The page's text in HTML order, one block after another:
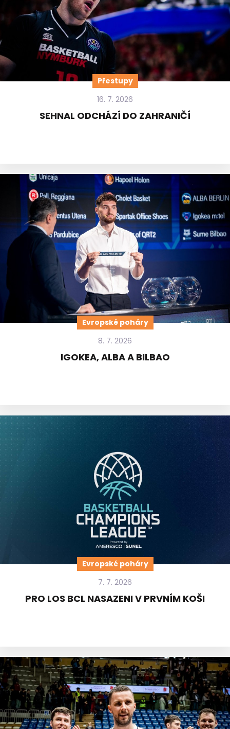
Přestupy
16. 7. 2026
SEHNAL ODCHÁZÍ DO ZAHRANIČÍ
Evropské poháry
8. 7. 2026
IGOKEA, ALBA A BILBAO
Evropské poháry
7. 7. 2026
PRO LOS BCL NASAZENI V PRVNÍM KOŠI